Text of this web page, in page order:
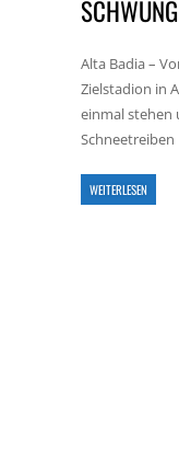
Alta Badia –
Zielstadion in
einmal stehen
Schneetreiben
WEITERLESEN